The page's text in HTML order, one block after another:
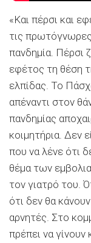
«Και πέρσι και
τις
πανδημία. Πέρσι
εφέτος τη θέση
ελπίδας. Το
απέναντι στον
πανδημίας
κοιμητήρια. Δεν
που να λένε ότι
θέμα των
τον γιατρό του.
ότι δεν θα
αρνητές. Στο
πρέπει να